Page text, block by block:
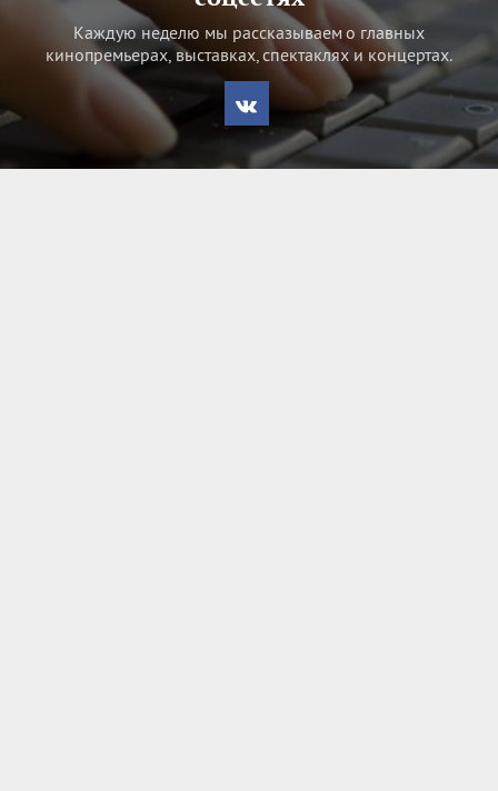
Каждую неделю мы рассказываем о главных
кинопремьерах, выставках, спектаклях и концертах.